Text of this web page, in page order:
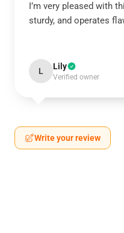
I’m very pleased with
sturdy, and operates
L Lily
Verified owner
Write your review